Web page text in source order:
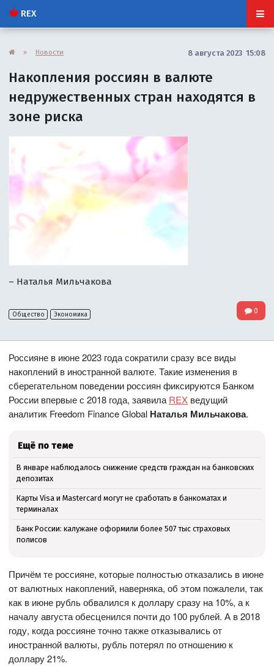
REX
» Новости 8 августа 2023 15:08
Накопления россиян в валюте
недружественных стран находятся в
зоне риска
– Наталья Мильчакова
Общество Экономика 0
Россияне в июне 2023 года сократили сразу все виды
накоплений в иностранной валюте. Такие изменения в
сберегательном поведении россиян фиксируются Банком
России впервые с 2018 года, заявилаREX ведущий
аналитик Freedom Finance Global Наталья Мильчакова.
Ещё по теме
В январе наблюдалось снижение средств граждан на банковских
депозитах
Карты Visa и Mastercard могут не сработать в банкоматах и
терминалах
Банк России: калужане оформили более 507 тыс страховых
полисов
Причём те россияне, которые полностью отказались в июне
от валютных накоплений, наверняка, об этом пожалели, так
как в июне рубль обвалился к доллару сразу на 10%, а к
началу августа обесценился почти до 100 рублей. А в 2018
году, когда россияне точно также отказывались от
иностранной валюты, рубль потерял по отношению к
доллару 21%.